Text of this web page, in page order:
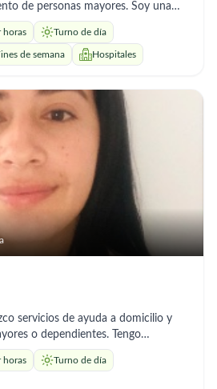
personas mayores. Soy una
paciente y con trato humano.
643377428
horas Turno de día
de semana Hospitales
servicios de ayuda a domicilio y
o dependientes. Tengo
apoyo en el aseo e higiene
preparación de comidas,
en las tareas diarias. Soy una
horas Turno de día